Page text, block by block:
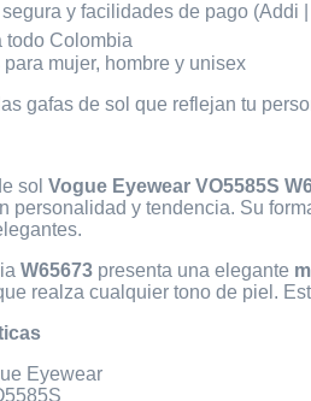
y facilidades de pago (Addi
todo Colombia
mujer, hombre y unisex
gafas de sol que reflejan tu
solVogue Eyewear VO5585S
personalidad y tendencia. Su
W65673 presenta una elegante
realza cualquier tono de piel.
Eyewear